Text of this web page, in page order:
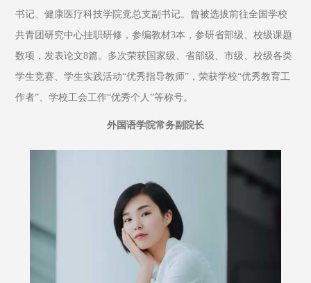
书记、健康医疗科技学院党总支副书记。曾被选拔前往全国学校
共青团研究中心挂职研修，参编教材3本，参研省部级、校级课题
数项，发表论文8篇。多次荣获国家级、省部级、市级、校级各类
学生竞赛、学生实践活动“优秀指导教师”，荣获学校“优秀教育工
作者”、学校工会工作“优秀个人”等称号。
外国语学院常务副院长